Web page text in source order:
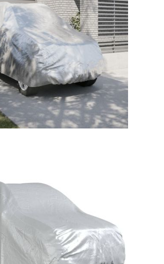
Подложки за фитнес уреди
Лостове за набиране
Силови кули
Йога и пилатес